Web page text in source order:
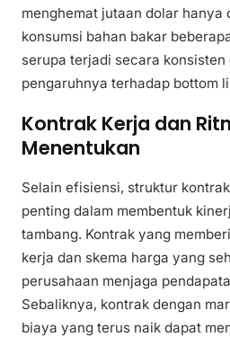
menghemat jutaan dolar hanya
konsumsi bahan bakar
serupa terjadi secara
pengaruhnya terhadap bottom
Kontrak Kerja dan
Menentukan
Selain efisiensi, struktur
penting dalam membentuk
tambang. Kontrak yang
kerja dan skema harga yang
perusahaan menjaga
Sebaliknya, kontrak dengan
biaya yang terus naik dapat